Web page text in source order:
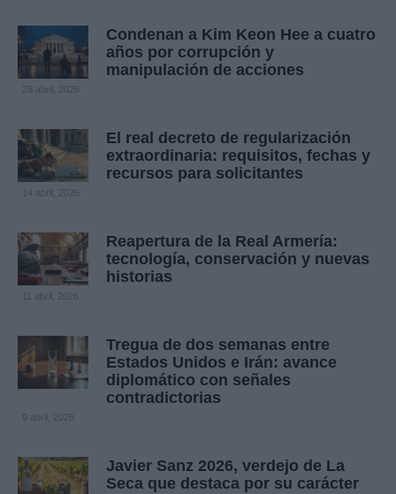
Condenan a Kim Keon Hee a cuatro
años por corrupción y
manipulación de acciones
28 abril, 2026
El real decreto de regularización
extraordinaria: requisitos, fechas y
recursos para solicitantes
14 abril, 2026
Reapertura de la Real Armería:
tecnología, conservación y nuevas
historias
11 abril, 2026
Tregua de dos semanas entre
Estados Unidos e Irán: avance
diplomático con señales
contradictorias
9 abril, 2026
Javier Sanz 2026, verdejo de La
Seca que destaca por su carácter